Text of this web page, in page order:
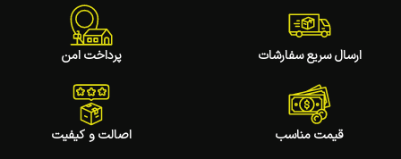
ارسال سریع سفارشات پرداخت امن
قیمت مناسب اصالت و کیفیت